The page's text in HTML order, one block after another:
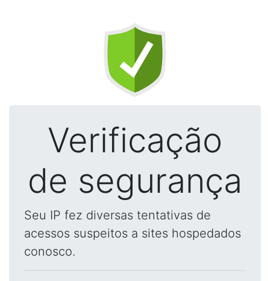
Verificação
de segurança
Seu IP fez diversas tentativas de
acessos suspeitos a sites hospedados
conosco.